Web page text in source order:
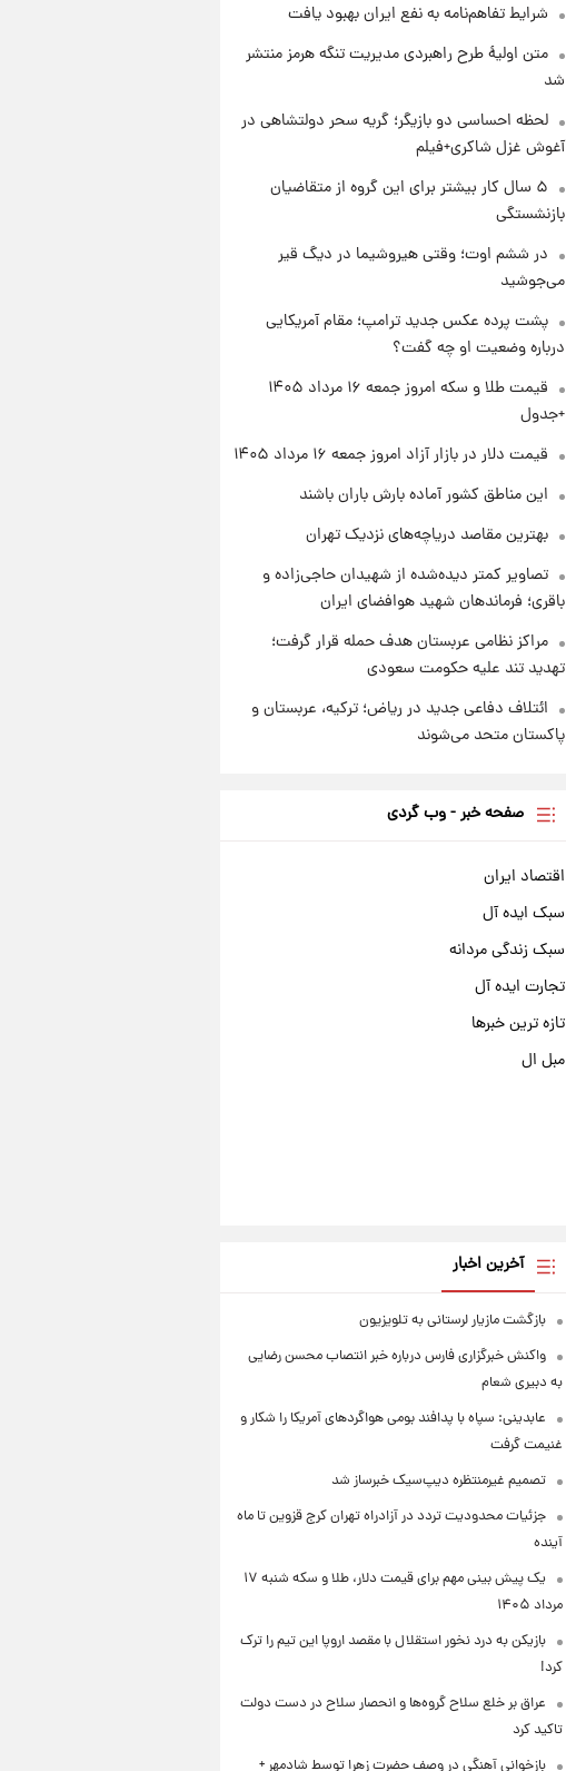
شارژ جدید کالابرگ برای سه
دهک؛ جزئیات اعلام شد
شرایط تفاهم‌نامه به نفع ایران بهبود یافت
متن اولیۀ طرح راهبردی مدیریت تنگه هرمز منتشر
شد
لحظه احساسی دو بازیگر؛ گریه سحر دولتشاهی در
آغوش غزل شاکری+فیلم
۵ سال کار بیشتر برای این گروه از متقاضیان
بازنشستگی
در ششم اوت؛ وقتی هیروشیما در دیگ قیر
می‌جوشید
پشت پرده عکس جدید ترامپ؛ مقام آمریکایی
درباره وضعیت او چه گفت؟
قیمت طلا و سکه امروز جمعه ۱۶ مرداد ۱۴۰۵
+جدول
قیمت دلار در بازار آزاد امروز جمعه ۱۶ مرداد ۱۴۰۵
این مناطق کشور آماده بارش باران باشند
بهترین مقاصد دریاچه‌های نزدیک تهران
تصاویر کمتر دیده‌شده از شهیدان حاجی‌زاده و
باقری؛ فرماندهان شهید هوافضای ایران
مراکز نظامی عربستان هدف حمله قرار گرفت؛
تهدید تند علیه حکومت سعودی
ائتلاف دفاعی جدید در ریاض؛ ترکیه، عربستان و
پاکستان متحد می‌شوند
صفحه خبر - وب گردی
اقتصاد ایران
سبک ایده آل
سبک زندگی مردانه
تجارت ایده آل
تازه ترین خبرها
مبل ال
آخرین اخبار
بازگشت مازیار لرستانی به تلویزیون
واکنش خبرگزاری فارس درباره خبر انتصاب محسن رضایی
به دبیری شعام
عابدینی: سپاه با پدافند بومی هواگردهای آمریکا را شکار و
غنیمت گرفت
تصمیم غیرمنتظره دیپ‌سیک خبرساز شد
جزئیات محدودیت تردد در آزادراه تهران کرج قزوین تا ماه
آینده
یک پیش ‌بینی مهم برای قیمت دلار، طلا و سکه شنبه ۱۷
مرداد ۱۴۰۵
بازیکن به درد نخور استقلال با مقصد اروپا این تیم را ترک
کرد!
عراق بر خلع سلاح گروه‌ها و انحصار سلاح در دست دولت
تاکید کرد
بازخوانی آهنگی در وصف حضرت زهرا توسط شادمهر +